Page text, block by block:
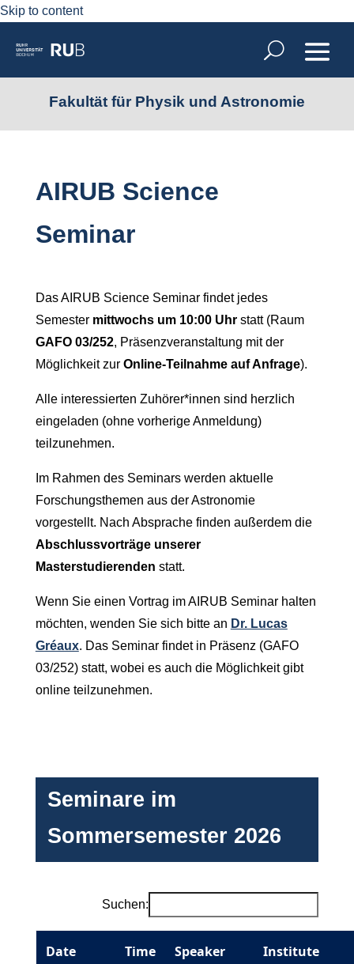
Skip to content
Fakultät für Physik und Astronomie
AIRUB Science
Seminar
Das AIRUB Science Seminar findet jedes
Semester mittwochs um 10:00 Uhrstatt (Raum
GAFO 03/252, Präsenzveranstaltung mit der
Möglichkeit zur Online-Teilnahme auf Anfrage).
Alle interessierten Zuhörer*innen sind herzlich
eingeladen (ohne vorherige Anmeldung)
teilzunehmen.
Im Rahmen des Seminars werden aktuelle
Forschungsthemen aus der Astronomie
vorgestellt. Nach Absprache finden außerdem die
Abschlussvorträge unserer
Masterstudierenden statt.
Wenn Sie einen Vortrag im AIRUB Seminar halten
möchten, wenden Sie sich bitte an Dr. Lucas
Gréaux. Das Seminar findet in Präsenz (GAFO
03/252) statt, wobei es auch die Möglichkeit gibt
online teilzunehmen.
Seminare im
Sommersemester 2026
Suchen:
Date Time Speaker Institute